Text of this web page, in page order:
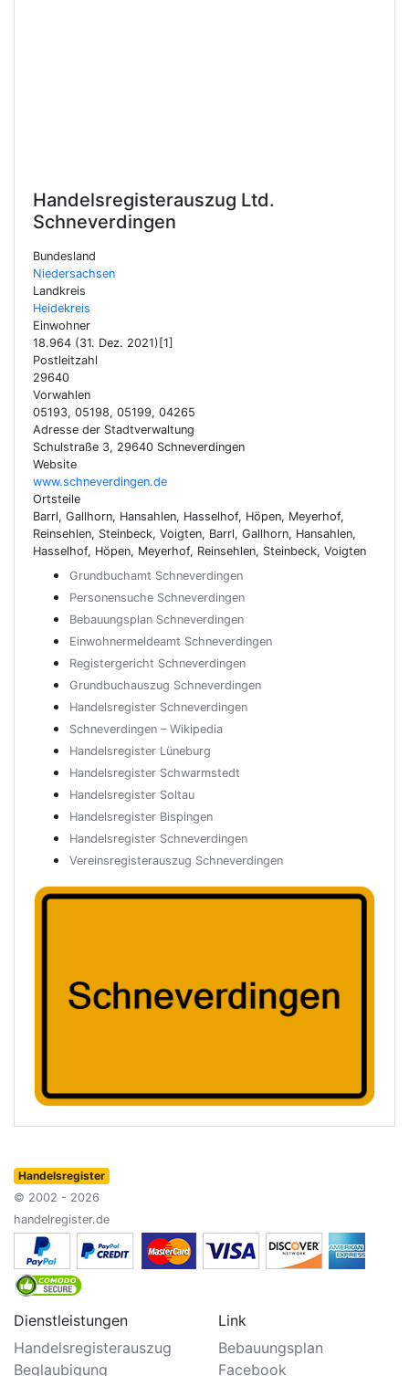
Handelsregisterauszug Ltd.
Schneverdingen
Bundesland
Niedersachsen
Landkreis
Heidekreis
Einwohner
18.964 (31. Dez. 2021)[1]
Postleitzahl
29640
Vorwahlen
05193, 05198, 05199, 04265
Adresse der Stadtverwaltung
Schulstraße 3, 29640 Schneverdingen
Website
www.schneverdingen.de
Ortsteile
Barrl, Gallhorn, Hansahlen, Hasselhof, Höpen, Meyerhof,
Reinsehlen, Steinbeck, Voigten, Barrl, Gallhorn, Hansahlen,
Hasselhof, Höpen, Meyerhof, Reinsehlen, Steinbeck, Voigten
Grundbuchamt Schneverdingen
Personensuche Schneverdingen
Bebauungsplan Schneverdingen
Einwohnermeldeamt Schneverdingen
Registergericht Schneverdingen
Grundbuchauszug Schneverdingen
Handelsregister Schneverdingen
Schneverdingen – Wikipedia
Handelsregister Lüneburg
Handelsregister Schwarmstedt
Handelsregister Soltau
Handelsregister Bispingen
Handelsregister Schneverdingen
Vereinsregisterauszug Schneverdingen
Handelsregister
© 2002 - 2026
handelregister.de
Dienstleistungen
Handelsregisterauszug
Beglaubigung
Link
Bebauungsplan
Facebook